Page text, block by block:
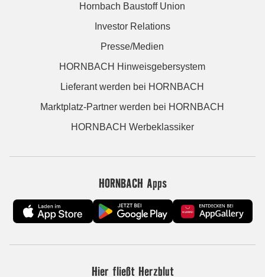
Hornbach Baustoff Union
Investor Relations
Presse/Medien
HORNBACH Hinweisgebersystem
Lieferant werden bei HORNBACH
Marktplatz-Partner werden bei HORNBACH
HORNBACH Werbeklassiker
HORNBACH Apps
Hier fließt Herzblut